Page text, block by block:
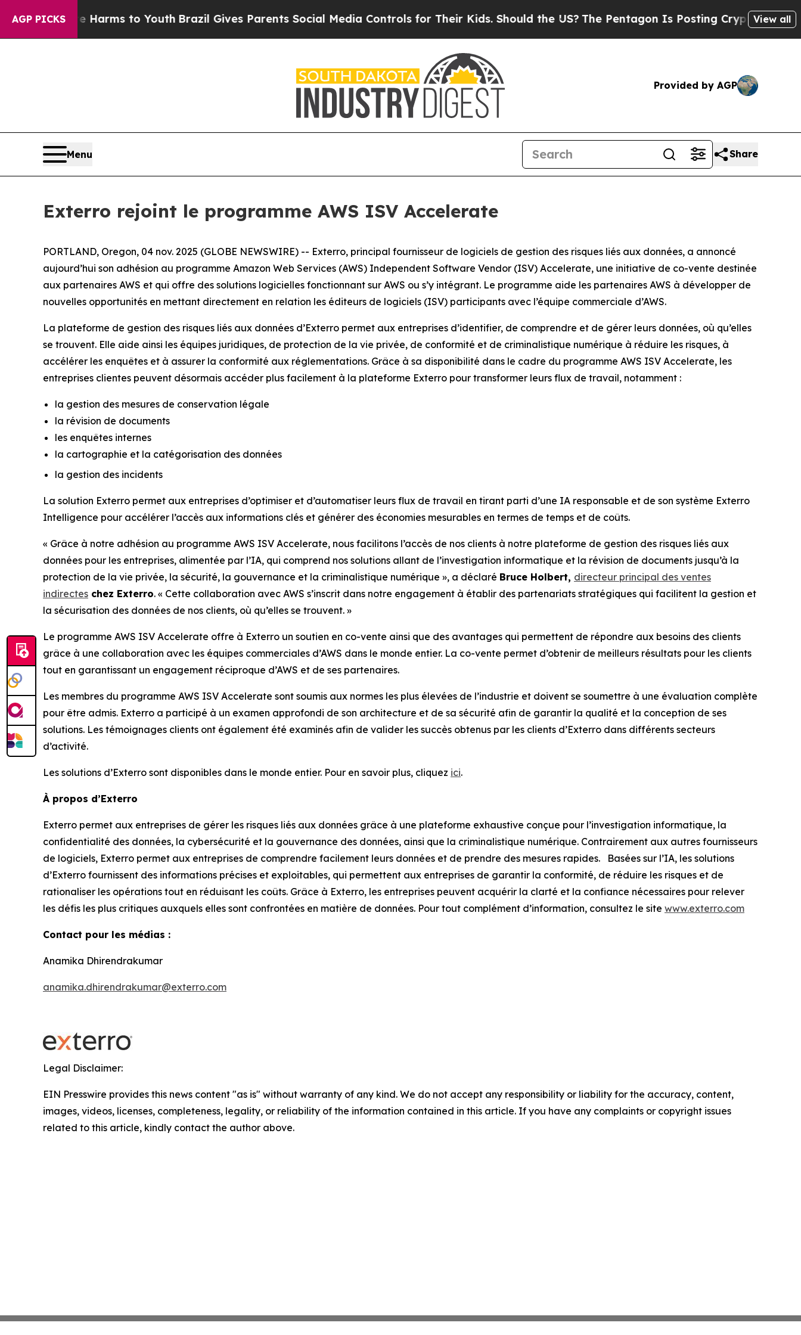
AGP PICKS
Abate Harms to YouthBrazil Gives Parents Social Media Controls for Their Kids. Should the US?The Pentagon Is Posting Cryptic BiblicalView all
Provided by AGP
Menu Share
Exterro rejoint le programme AWS ISV Accelerate
PORTLAND, Oregon, 04 nov. 2025 (GLOBE NEWSWIRE) -- Exterro, principal fournisseur de logiciels de gestion des risques liés aux données, a annoncé
aujourd’hui son adhésion au programme Amazon Web Services (AWS) Independent Software Vendor (ISV) Accelerate, une initiative de co-vente destinée
aux partenaires AWS et qui offre des solutions logicielles fonctionnant sur AWS ou s’y intégrant. Le programme aide les partenaires AWS à développer de
nouvelles opportunités en mettant directement en relation les éditeurs de logiciels (ISV) participants avec l’équipe commerciale d’AWS.
La plateforme de gestion des risques liés aux données d’Exterro permet aux entreprises d’identifier, de comprendre et de gérer leurs données, où qu’elles
se trouvent. Elle aide ainsi les équipes juridiques, de protection de la vie privée, de conformité et de criminalistique numérique à réduire les risques, à
accélérer les enquêtes et à assurer la conformité aux réglementations. Grâce à sa disponibilité dans le cadre du programme AWS ISV Accelerate, les
entreprises clientes peuvent désormais accéder plus facilement à la plateforme Exterro pour transformer leurs flux de travail, notamment :
la gestion des mesures de conservation légale
la révision de documents
les enquêtes internes
la cartographie et la catégorisation des données
la gestion des incidents
La solution Exterro permet aux entreprises d’optimiser et d’automatiser leurs flux de travail en tirant parti d’une IA responsable et de son système Exterro
Intelligence pour accélérer l’accès aux informations clés et générer des économies mesurables en termes de temps et de coûts.
« Grâce à notre adhésion au programme AWS ISV Accelerate, nous facilitons l’accès de nos clients à notre plateforme de gestion des risques liés aux
données pour les entreprises, alimentée par l’IA, qui comprend nos solutions allant de l’investigation informatique et la révision de documents jusqu’à la
protection de la vie privée, la sécurité, la gouvernance et la criminalistique numérique », a déclaré Bruce Holbert, directeur principal des ventes
indirectes chez Exterro. « Cette collaboration avec AWS s’inscrit dans notre engagement à établir des partenariats stratégiques qui facilitent la gestion et
la sécurisation des données de nos clients, où qu’elles se trouvent. »
Le programme AWS ISV Accelerate offre à Exterro un soutien en co-vente ainsi que des avantages qui permettent de répondre aux besoins des clients
grâce à une collaboration avec les équipes commerciales d’AWS dans le monde entier. La co-vente permet d’obtenir de meilleurs résultats pour les clients
tout en garantissant un engagement réciproque d’AWS et de ses partenaires.
Les membres du programme AWS ISV Accelerate sont soumis aux normes les plus élevées de l’industrie et doivent se soumettre à une évaluation complète
pour être admis. Exterro a participé à un examen approfondi de son architecture et de sa sécurité afin de garantir la qualité et la conception de ses
solutions. Les témoignages clients ont également été examinés afin de valider les succès obtenus par les clients d’Exterro dans différents secteurs
d’activité.
Les solutions d’Exterro sont disponibles dans le monde entier. Pour en savoir plus, cliquez ici.
À propos d’Exterro
Exterro permet aux entreprises de gérer les risques liés aux données grâce à une plateforme exhaustive conçue pour l’investigation informatique, la
confidentialité des données, la cybersécurité et la gouvernance des données, ainsi que la criminalistique numérique. Contrairement aux autres fournisseurs
de logiciels, Exterro permet aux entreprises de comprendre facilement leurs données et de prendre des mesures rapides. Basées sur l’IA, les solutions
d’Exterro fournissent des informations précises et exploitables, qui permettent aux entreprises de garantir la conformité, de réduire les risques et de
rationaliser les opérations tout en réduisant les coûts. Grâce à Exterro, les entreprises peuvent acquérir la clarté et la confiance nécessaires pour relever
les défis les plus critiques auxquels elles sont confrontées en matière de données. Pour tout complément d’information, consultez le site www.exterro.com
Contact pour les médias :
Anamika Dhirendrakumar
anamika.dhirendrakumar@exterro.com
Legal Disclaimer:
EIN Presswire provides this news content "as is" without warranty of any kind. We do not accept any responsibility or liability for the accuracy, content,
images, videos, licenses, completeness, legality, or reliability of the information contained in this article. If you have any complaints or copyright issues
related to this article, kindly contact the author above.